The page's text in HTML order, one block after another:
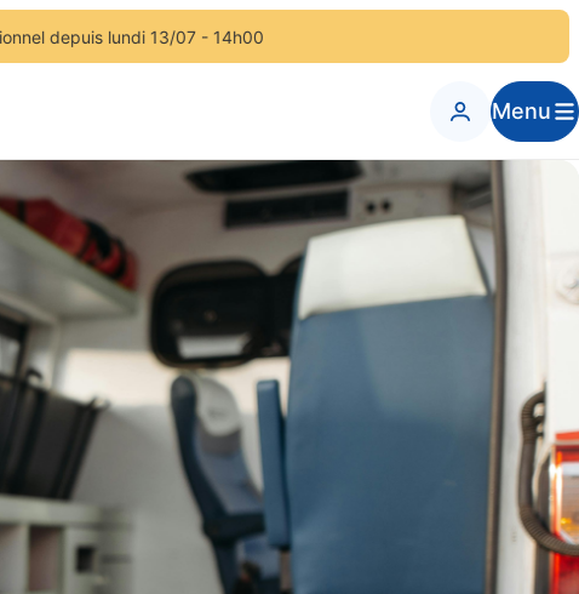
lundi 13/07 - 14h00
Menu